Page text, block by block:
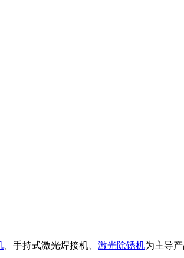
、手持式激光焊接机、 激光除锈机为主导